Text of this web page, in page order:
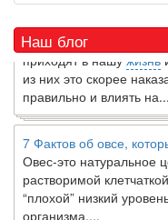
Наш блог
Какдиетолог
приходят в нашужизнь
из них это скорее
правильно и влиять на...
7 Фактов об овсе,
Овес-это натуральное
растворимой
“плохой” низкий
организма....